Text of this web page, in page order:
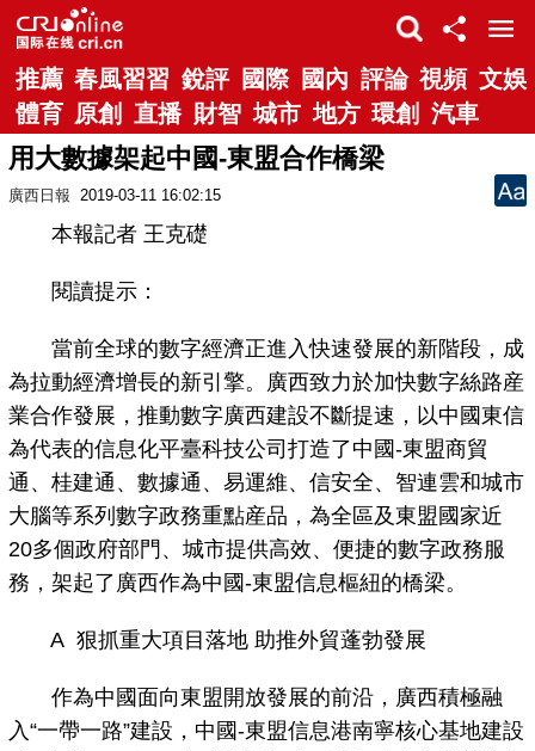
推薦 春風習習 銳評 國際 國內 評論 視頻 文娛
體育 原創 直播 財智 城市 地方 環創 汽車
用大數據架起中國-東盟合作橋梁
廣西日報 2019-03-11 16:02:15
本報記者 王克礎
閱讀提示：
當前全球的數字經濟正進入快速發展的新階段，成
為拉動經濟增長的新引擎。廣西致力於加快數字絲路産
業合作發展，推動數字廣西建設不斷提速，以中國東信
為代表的信息化平臺科技公司打造了中國-東盟商貿
通、桂建通、數據通、易運維、信安全、智連雲和城市
大腦等系列數字政務重點産品，為全區及東盟國家近
20多個政府部門、城市提供高效、便捷的數字政務服
務，架起了廣西作為中國-東盟信息樞紐的橋梁。
A 狠抓重大項目落地 助推外貿蓬勃發展
作為中國面向東盟開放發展的前沿，廣西積極融
入“一帶一路”建設，中國-東盟信息港南寧核心基地建設